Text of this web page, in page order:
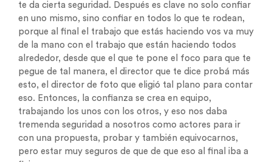
te da cierta seguridad. Después es clave no solo confiar
en uno mismo, sino confiar en todos lo que te rodean,
porque al final el trabajo que estás haciendo vos va muy
de la mano con el trabajo que están haciendo todos
alrededor, desde que el que te pone el foco para que te
pegue de tal manera, el director que te dice probá más
esto, el director de foto que eligió tal plano para contar
eso. Entonces, la confianza se crea en equipo,
trabajando los unos con los otros, y eso nos daba
tremenda seguridad a nosotros como actores para ir
con una propuesta, probar y también equivocarnos,
pero estar muy seguros de que de que eso al final iba a